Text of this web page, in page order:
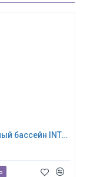
Каркасный бассейн INTEX Prism Frame (круг) 3.66 х 1.22 м ; артикул 26718